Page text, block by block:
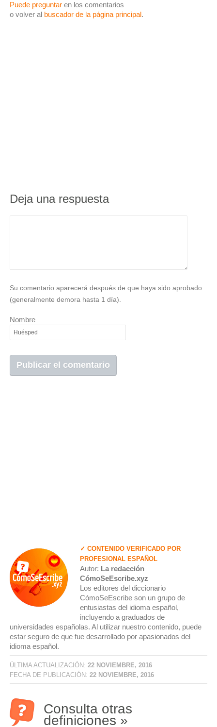
Puede preguntar en los comentarios
o volver al buscador de la página principal.
Deja una respuesta
Su comentario aparecerá después de que haya sido aprobado
(generalmente demora hasta 1 día).
Nombre
✓ CONTENIDO VERIFICADO POR
PROFESIONAL ESPAÑOL
Autor: La redacción
CómoSeEscribe.xyz
Los editores del diccionario
CómoSeEscribe son un grupo de
entusiastas del idioma español,
incluyendo a graduados de
universidades españolas. Al utilizar nuestro contenido, puede
estar seguro de que fue desarrollado por apasionados del
idioma español.
ÚLTIMA ACTUALIZACIÓN: 22 NOVIEMBRE, 2016
FECHA DE PUBLICACIÓN: 22 NOVIEMBRE, 2016
Consulta otras
definiciones »